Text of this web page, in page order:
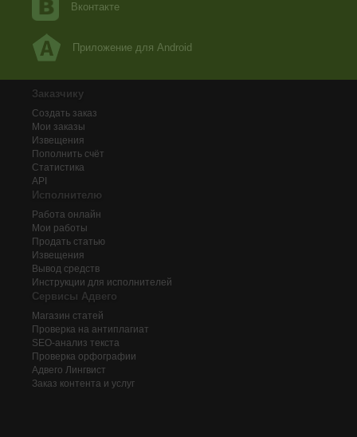
Вконтакте
Приложение для Android
Заказчику
Создать заказ
Мои заказы
Извещения
Пополнить счёт
Статистика
API
Исполнителю
Работа онлайн
Мои работы
Продать статью
Извещения
Вывод средств
Инструкции для исполнителей
Сервисы Адвего
Магазин статей
Проверка на антиплагиат
SEO-анализ текста
Проверка орфографии
Адвего Лингвист
Заказ контента и услуг